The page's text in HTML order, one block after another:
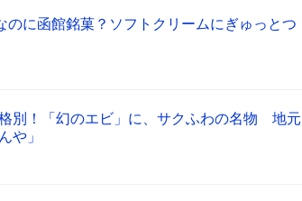
のに函館銘菓？ソフトクリームにぎゅっとつ
別！「幻のエビ」に、サクふわの名物 地元
や」